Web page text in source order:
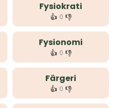
Fysiokrati
👍 0 👎
Fysionomi
👍 0 👎
Färgeri
👍 0 👎